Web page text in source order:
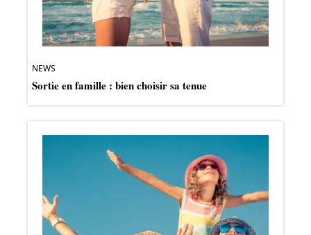
NEWS
Sortie en famille : bien choisir sa tenue